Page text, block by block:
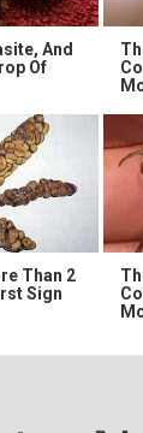
And
Of
Than 2
Sign